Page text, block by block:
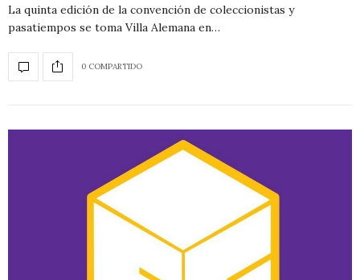
La quinta edición de la convención de coleccionistas y
pasatiempos se toma Villa Alemana en…
0 COMPARTIDO